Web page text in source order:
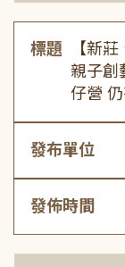
標題
【新
親子創
仔營
發布單位
發佈時間